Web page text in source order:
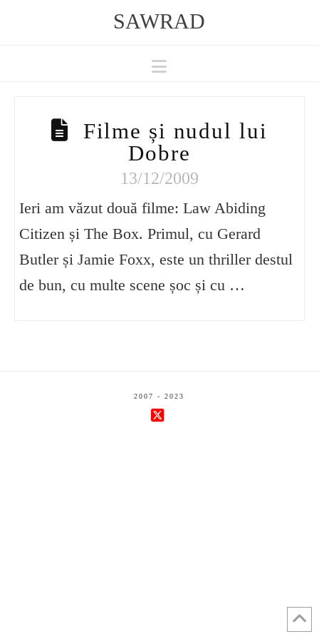
SAWRAD
Navigation
Filme și nudul lui
Dobre
13/12/2009
Ieri am văzut două filme: Law Abiding
Citizen și The Box. Primul, cu Gerard
Butler și Jamie Foxx, este un thriller destul
de bun, cu multe scene șoc și cu …
2007 - 2023